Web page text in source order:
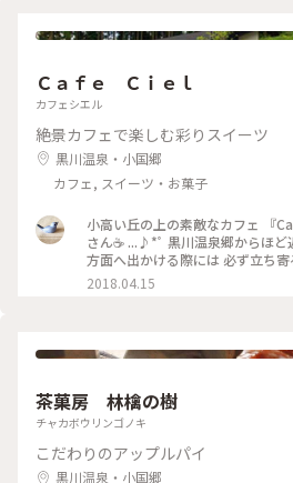
Ｃａｆｅ Ｃｉｅｌ
カフェシエル
絶景カフェで楽しむ彩りスイーツ
黒川温泉・小国郷
カフェ, スイーツ・お菓子
小高い丘の上の素敵なカフェ 『
さん☕️ ...♪*ﾟ 黒川温泉郷からほど
方面へ出かける際には 必ず立ち寄るカフェです。 とても美味
しいケーキが頂けます。 きっち
チェリーに惹かれて。 バニラム
ィータイムです( *ˊᵕˋ)❅॰ॱ #小国#
群 #車で急勾配の坂を登る
2018.04.15
茶菓房 林檎の樹
チャカボウリンゴノキ
こだわりのアップルパイ
黒川温泉・小国郷